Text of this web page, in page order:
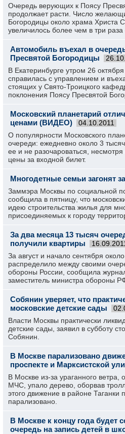
Очередь верующих к Поясу
продолжает расти. Число
Богородицы около храма Христа
увеличилось более чем в три раза
Автомобиль въехал в
Пресвятой Богородицы
В Екатеринбурге утром 26
справилась с управлением и
стоящих у Свято-Троицкого
поклонения Поясу Пресвятой
Московский планетарий
ценами (ВИДЕО)
04.10.2011
О популярности Московского
очереди: ежедневно около 3 тысяч
ее и не разочароваться,
цены за входной билет.
Многодетные семьи загонят
Заммэра Москвы по социальной
сообщила в пятницу, что
идею строительства жилья для
присоединяемых к городу
За два месяца 13 тысяч
получили квартиры
За август и начало сентября
распределило между своими
обороны России, сообщила
заместитель министра обороны
Собянин уверяет, что
московские детские сады
Власти Москвы практически
детские сады, заявил в субботу
Собянин.
В Москве парализовано
проспекте и Марксистской
В Москве из-за ураганного
МЧС, упало дерево, оборвав
этого движение в районе Таганки
парализовано.
В Москве к концу года будет
очередь на запись детей в